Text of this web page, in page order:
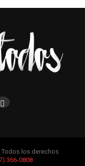
Todos los derechos
366-0808